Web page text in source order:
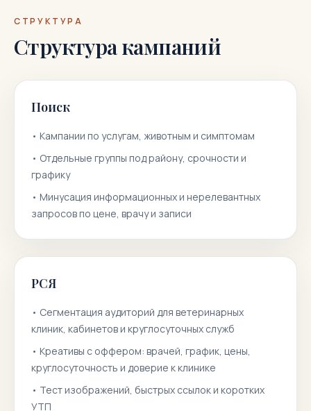
СТРУКТУРА
Структура кампаний
Поиск
• Кампании по услугам, животным и симптомам
• Отдельные группы под району, срочности и
графику
• Минусация информационных и нерелевантных
запросов по цене, врачу и записи
РСЯ
• Сегментация аудиторий для ветеринарных
клиник, кабинетов и круглосуточных служб
• Креативы с оффером: врачей, график, цены,
круглосуточность и доверие к клинике
• Тест изображений, быстрых ссылок и коротких
УТП